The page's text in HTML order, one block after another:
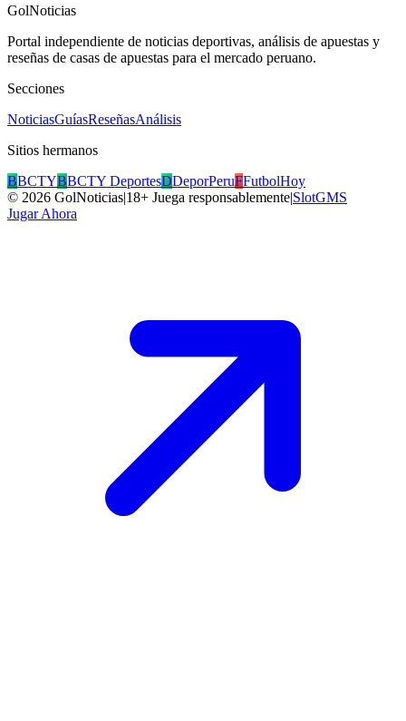
GolNoticias
Portal independiente de noticias deportivas, análisis de apuestas y
reseñas de casas de apuestas para el mercado peruano.
Secciones
NoticiasGuíasReseñasAnálisis
Sitios hermanos
BBCTYBBCTY DeportesDDeporPeruFFutbolHoy
© 2026 GolNoticias|18+ Juega responsablemente|SlotGMS
Jugar Ahora